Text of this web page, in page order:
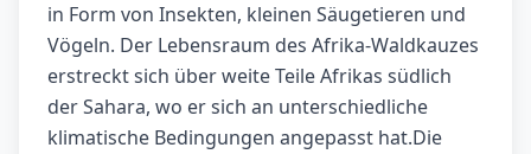
in Form von Insekten, kleinen Säugetieren und
Vögeln. Der Lebensraum des Afrika-Waldkauzes
erstreckt sich über weite Teile Afrikas südlich
der Sahara, wo er sich an unterschiedliche
klimatische Bedingungen angepasst hat.Die